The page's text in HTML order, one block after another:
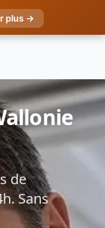
plus →
de
Sans